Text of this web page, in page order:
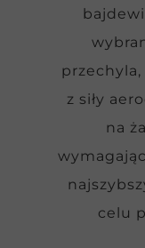
z siły
na
celu